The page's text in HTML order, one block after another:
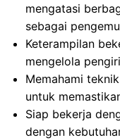
mengatasi
sebagai
Keterampilan
mengelola
Memahami
untuk
Siap bekerja
dengan